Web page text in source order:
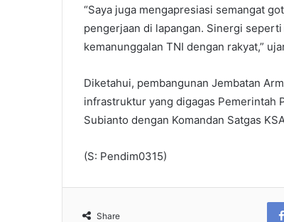
“Saya juga mengapresiasi semangat
pengerjaan di lapangan. Sinergi
kemanunggalan TNI dengan rakyat,”
Diketahui, pembangunan Jembatan
infrastruktur yang digagas Pemerintah
Subianto dengan Komandan Satgas
(S: Pendim0315)
Share